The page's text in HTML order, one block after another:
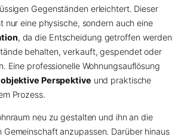
Gegenständen erleichtert. Dieser
nur eine physische, sondern auch eine
, da die Entscheidung getroffen werden
behalten, verkauft, gespendet oder
Eine professionelle Wohnungsauflösung
objektive Perspektive und praktische
Prozess.
neu zu gestalten und ihn an die
Gemeinschaft anzupassen. Darüber hinaus